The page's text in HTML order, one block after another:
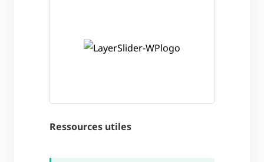
Ressources utiles